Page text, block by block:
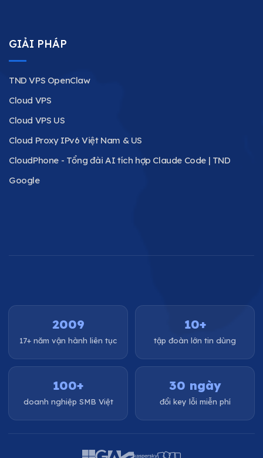
GIẢI PHÁP
TND VPS OpenClaw
Cloud VPS
Cloud VPS US
Cloud Proxy IPv6 Việt Nam & US
CloudPhone - Tổng đài AI tích hợp Claude Code | TND
Google
2009
17+ năm vận hành liên tục
10+
tập đoàn lớn tin dùng
100+
doanh nghiệp SMB Việt
30 ngày
đổi key lỗi miễn phí